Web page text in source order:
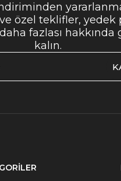
özel teklifler, yedek
fazlası hakkında
kalın.